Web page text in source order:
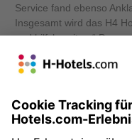
Service fand ebenso
Insgesamt wird das H4
und hilfsbereitem“
Atmosphäre
Wellnessbereich
die „
gute “
Aufenthalt in dem H4